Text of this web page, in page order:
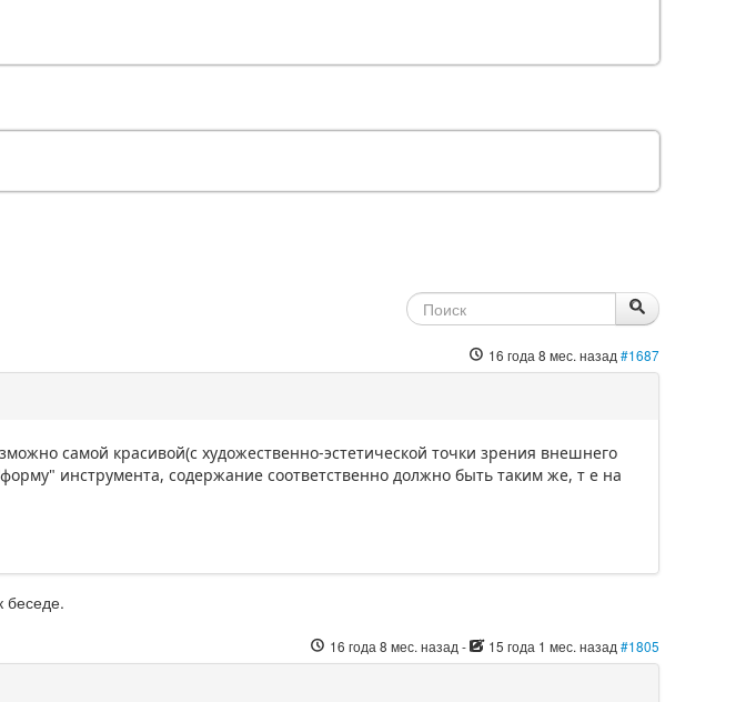
16 года 8 мес. назад #1687
самой красивой(с художественно-эстетической точки зрения внешнего
инструмента, содержание соответственно должно быть таким же, т е на
беседе.
16 года 8 мес. назад - 15 года 1 мес. назад #1805